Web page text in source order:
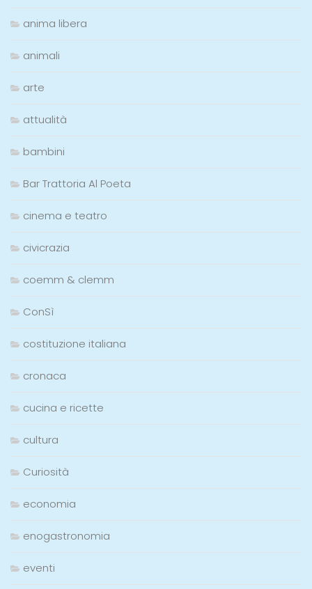
anima libera
animali
arte
attualità
bambini
Bar Trattoria Al Poeta
cinema e teatro
civicrazia
coemm & clemm
ConSì
costituzione italiana
cronaca
cucina e ricette
cultura
Curiosità
economia
enogastronomia
eventi